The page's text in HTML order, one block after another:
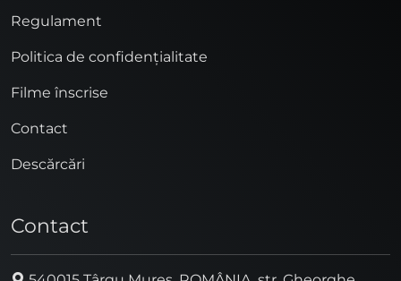
Regulament
Politica de confidențialitate
Filme înscrise
Contact
Descărcări
Contact